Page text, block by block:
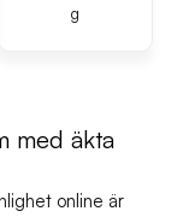
g
med äkta
online är